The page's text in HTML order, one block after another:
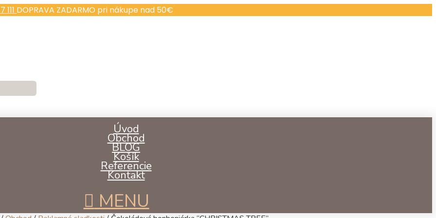
DOPRAVA ZADARMO pri nákupe nad 50€
Úvod
Obchod
BLOG
Košík
Referencie
Kontakt
MENU